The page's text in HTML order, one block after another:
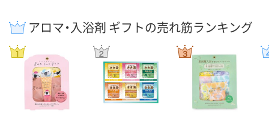
アロマ・入浴剤 ギフトの売れ筋ランキング